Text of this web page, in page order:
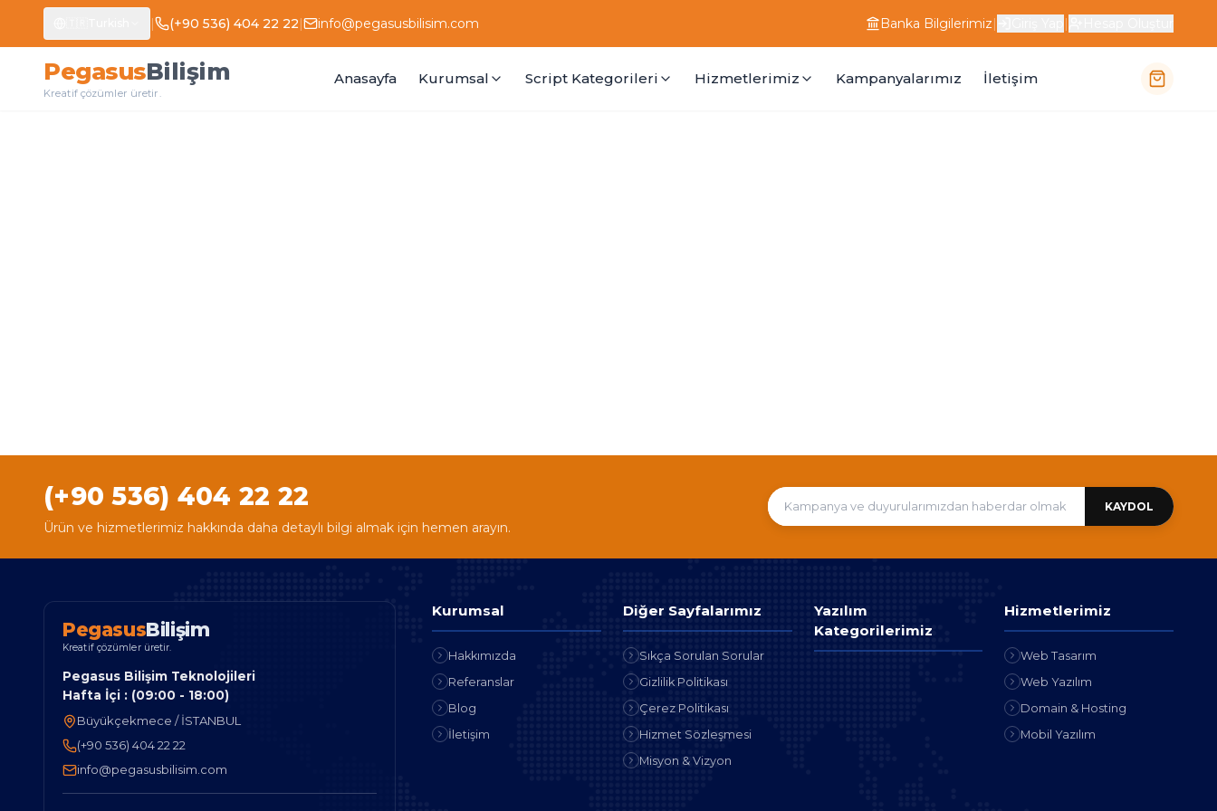
| (+90 536) 404 22 22| info@pegasusbilisim.com Banka Bilgilerimiz| |
PegasusBilişim
Kreatif çözümler üretir.
Anasayfa Kurumsal Script Kategorileri Hizmetlerimiz Kampanyalarımız İletişim
(+90 536) 404 22 22
Ürün ve hizmetlerimiz hakkında daha detaylı bilgi almak için hemen arayın.
KAYDOL
PegasusBilişim
Kreatif çözümler üretir.
Pegasus Bilişim Teknolojileri
Hafta İçi : (09:00 - 18:00)
Büyükçekmece / İSTANBUL
(+90 536) 404 22 22
info@pegasusbilisim.com
Kurumsal
Hakkımızda
Referanslar
Blog
İletişim
Diğer Sayfalarımız
Sıkça Sorulan Sorular
Gizlilik Politikası
Çerez Politikası
Hizmet Sözleşmesi
Misyon & Vizyon
Yazılım
Kategorilerimiz
Hizmetlerimiz
Web Tasarım
Web Yazılım
Domain & Hosting
Mobil Yazılım